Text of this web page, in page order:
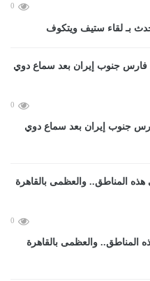
0
بـ لقاء ستيف ويتكوف
0
جنوب إيران بعد سماع دوي
0
المناطق.. والعظمى بالقاهرة